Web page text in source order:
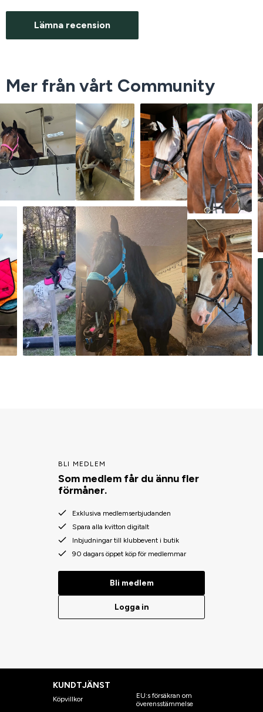
Lämna recension
Mer från vårt Community
BLI MEDLEM
Som medlem får du ännu fler
förmåner.
Exklusiva medlemserbjudanden
Spara alla kvitton digitalt
Inbjudningar till klubbevent i butik
90 dagars öppet köp för medlemmar
Bli medlem
Logga in
KUNDTJÄNST
Köpvillkor
EU:s försäkran om
överensstämmelse